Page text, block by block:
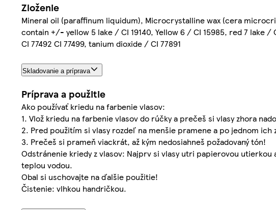
Zloženie
Mineral oil (paraffinum liquidum), Microcrystalline wax (cera
contain +/- yellow 5 lake / CI 19140, Yellow 6 / CI 15985, red 7 lake
CI 77492 CI 77499, tanium dioxide / CI 77891
Skladovanie a príprava
Príprava a použitie
Ako používať kriedu na farbenie vlasov:
1. Vlož kriedu na farbenie vlasov do rúčky a prečeš si vlasy zhora
2. Pred použitím si vlasy rozdeľ na menšie pramene a po jednom ich
3. Prečeš si prameň viackrát, až kým nedosiahneš požadovaný tón!
Odstránenie kriedy z vlasov: Najprv si vlasy utri papierovou
teplou vodou.
Obal si uschovajte na ďalšie použitie!
Čistenie: vlhkou handričkou.